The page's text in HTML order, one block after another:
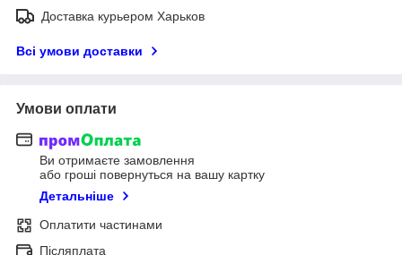
Доставка курьером Харьков
Всі умови доставки
Умови оплати
Ви отримаєте замовлення
або гроші повернуться на вашу картку
Детальніше
Оплатити частинами
Післяплата